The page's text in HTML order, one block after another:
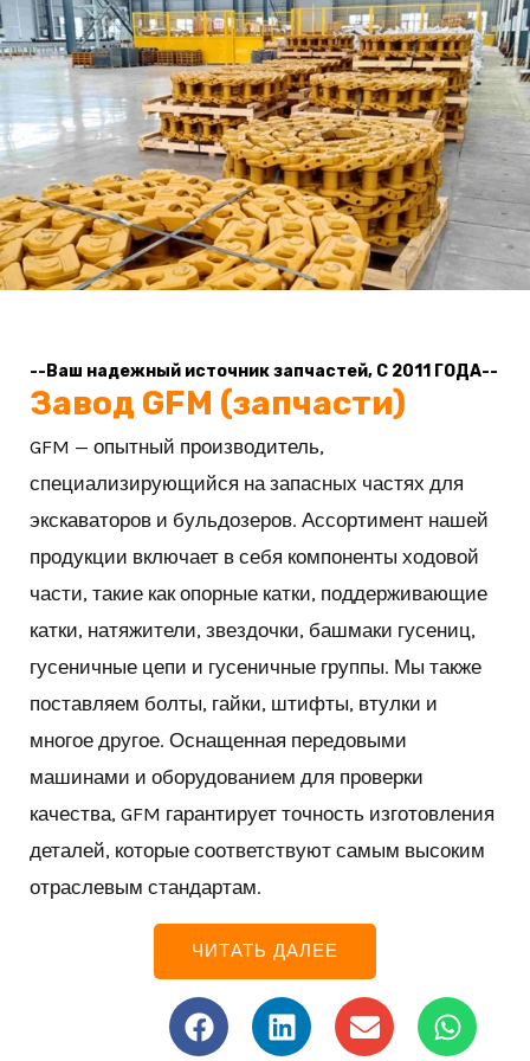
--Ваш надежный источник запчастей, С 2011 ГОДА--
Завод GFM (запчасти)
GFM — опытный производитель,
специализирующийся на запасных частях для
экскаваторов и бульдозеров. Ассортимент нашей
продукции включает в себя компоненты ходовой
части, такие как опорные катки, поддерживающие
катки, натяжители, звездочки, башмаки гусениц,
гусеничные цепи и гусеничные группы. Мы также
поставляем болты, гайки, штифты, втулки и
многое другое. Оснащенная передовыми
машинами и оборудованием для проверки
качества, GFM гарантирует точность изготовления
деталей, которые соответствуют самым высоким
отраслевым стандартам.
ЧИТАТЬ ДАЛЕЕ
Ф
е
Л
и
К
о
В
а